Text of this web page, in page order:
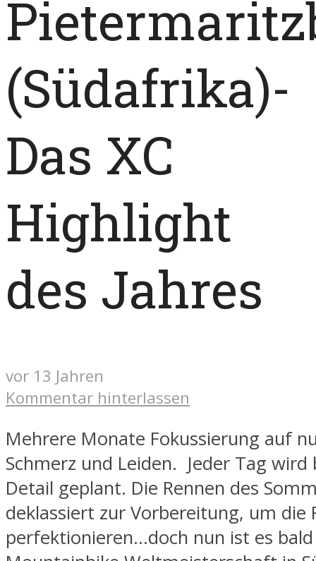
(Südafrika)-
Das XC
Highlight
des Jahres
vor 13 Jahren
Kommentar hinterlassen
Mehrere Monate Fokussierung auf
Schmerz und Leiden. Jeder Tag
Detail geplant. Die Rennen des
deklassiert zur Vorbereitung, um die
perfektionieren…doch nun ist es